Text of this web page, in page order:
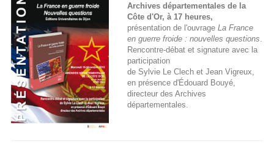
Archives départementales de la
Côte d'Or, à 17 heures,
présentation de l'ouvrage La France
en guerre froide : nouvelles questions
Rencontre-débat et signature avec la
participation
de Sylvie Le Clech et Jean Vigreux,
en présence d'Édouard Bouyé,
directeur des Archives
départementales.